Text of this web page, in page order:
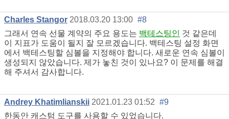
Charles Stangor 2018.03.20 13:00 #8
그래서 연속 선물 계약의 주요 용도는 백테스팅인 것 같은데
이 지표가 도움이 될지 잘 모르겠습니다. 백테스팅 설정 화면
에서 백테스팅할 심볼을 지정해야 합니다. 새로운 연속 심볼이
생성되지 않았습니다. 제가 놓친 것이 있나요? 이 문제를 해결
해 주셔서 감사합니다.
Andrey Khatimlianskii 2021.01.23 01:52 #9
한동안 캐스텀 도구를 사용할 수 있었습니다.